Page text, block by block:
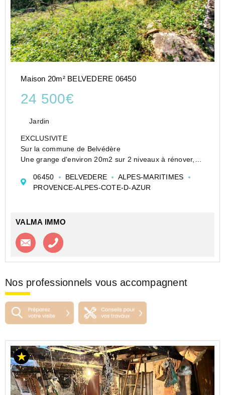
Maison 20m² BELVEDERE 06450
24 500€
Jardin
EXCLUSIVITE
Sur la commune de Belvédère
Une grange d'environ 20m2 sur 2 niveaux à rénover,
Accès pédestre d'une minutes environ, eau de source
proche, expo plein Sud, au calme, à environ 5min en
06450 BELVEDERE
ALPES-MARITIMES
PROVENCE-ALPES-COTE-D-AZUR
VALMA IMMO
Contacter l'agence
Nos professionnels vous accompagnent